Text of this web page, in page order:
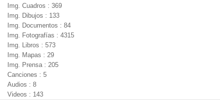
Img. Cuadros : 369
Img. Dibujos : 133
Img. Documentos : 84
Img. Fotografías : 4315
Img. Libros : 573
Img. Mapas : 29
Img. Prensa : 205
Canciones : 5
Audios : 8
Videos : 143